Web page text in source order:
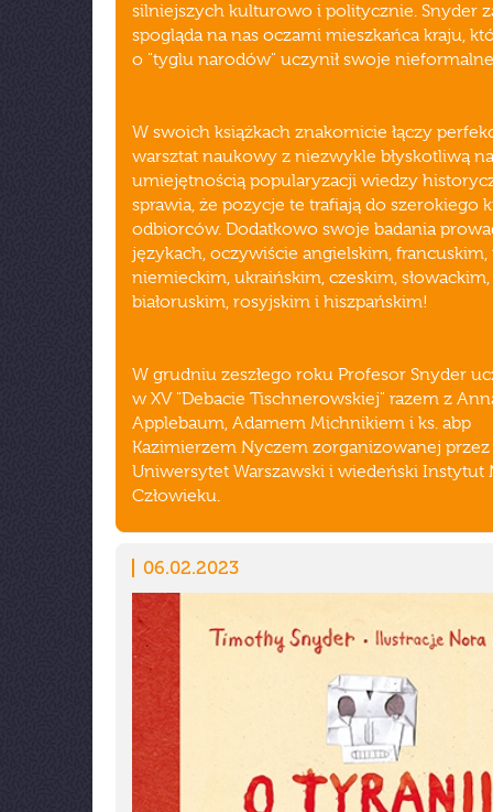
silniejszych kulturowo i politycznie. Snyder
spogląda na nas oczami mieszkańca kraju,
o "tyglu narodów" uczynił swoje
W swoich książkach znakomicie łączy
warsztat naukowy z niezwykle błyskotliwą
umiejętnością popularyzacji wiedzy
sprawia, że pozycje te trafiają do szerokiego
odbiorców. Dodatkowo swoje badania
językach, oczywiście angielskim, francuskim,
niemieckim, ukraińskim, czeskim, słowackim,
białoruskim, rosyjskim i hiszpańskim!
W grudniu zeszłego roku Profesor Snyder
w XV "Debacie Tischnerowskiej" razem z
Applebaum, Adamem Michnikiem i ks. abp
Kazimierzem Nyczem zorganizowanej przez
Uniwersytet Warszawski i wiedeński Instytut
Człowieku.
06.02.2023